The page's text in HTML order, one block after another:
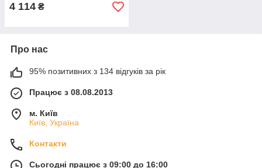
4 114 ₴
Про нас
95% позитивних з 134 відгуків за рік
Працює з 08.08.2013
м. Київ
Київ, Україна
Контакти
Сьогодні працює з 09:00 до 16:00